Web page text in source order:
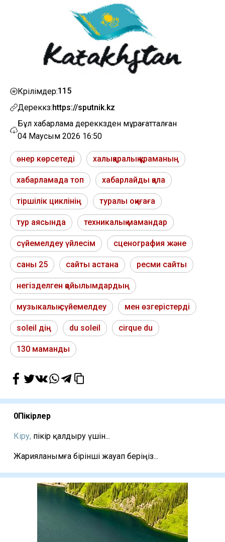
Көрілімдер:115
Дереккөз:https://sputnik.kz
Бұл хабарлама дереккөзден мұрағатталған
04 Маусым 2026 16:50
өнер көрсетеді халықаралық құраманың
хабарламада топ хабарлайды қала
тіршілік циклінің туралы оқиғаға
тур аясында техникалық мамандар
сүйемелдеу үйлесім сценография және
саны 25 сайты астана ресми сайты
негізделген қойылымдардың
музыкалық сүйемелдеу мен өзгерістерді
soleil дің du soleil cirque du
130 маманды
0Пікірлер
Кіру, пікір қалдыру үшін...
Жарияланымға бірінші жауап беріңіз...